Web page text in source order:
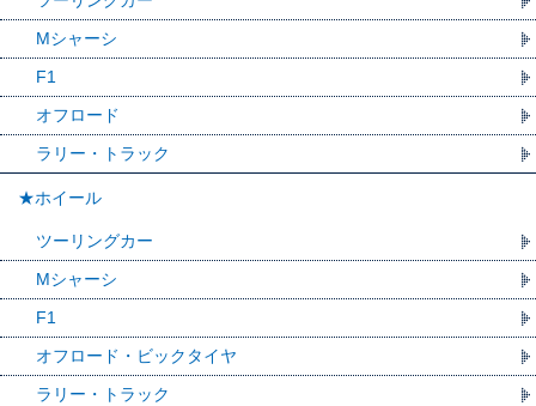
Mシャーシ
F1
オフロード
ラリー・トラック
★ホイール
ツーリングカー
Mシャーシ
F1
オフロード・ビックタイヤ
ラリー・トラック